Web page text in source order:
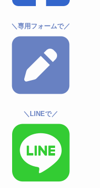
＼専用フォームで／
＼LINEで／